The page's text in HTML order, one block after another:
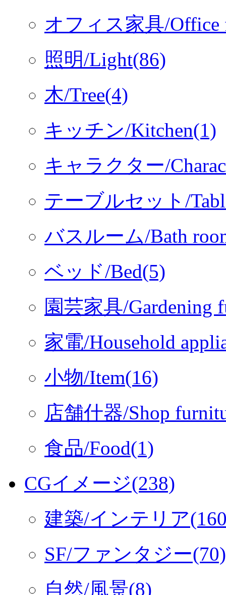
オフィス家具/Office
照明/Light(86)
木/Tree(4)
キッチン/Kitchen(1)
キャラクター/
テーブルセット/
バスルーム/Bath
ベッド/Bed(5)
園芸家具/Gardening
家電/Household
小物/Item(16)
店舗什器/Shop
食品/Food(1)
CGイメージ(238)
建築/インテリア
SF/ファンタジー(70)
自然/風景(8)